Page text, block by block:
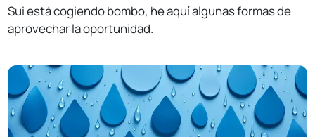
Sui está cogiendo bombo, he aquí algunas formas de
aprovechar la oportunidad.